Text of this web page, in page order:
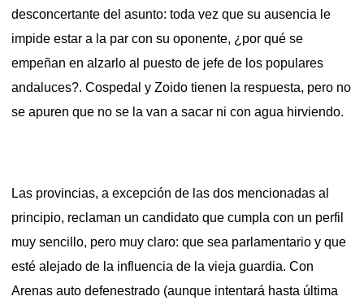
desconcertante del asunto: toda vez que su ausencia le
impide estar a la par con su oponente, ¿por qué se
empeñan en alzarlo al puesto de jefe de los populares
andaluces?. Cospedal y Zoido tienen la respuesta, pero no
se apuren que no se la van a sacar ni con agua hirviendo.
Las provincias, a excepción de las dos mencionadas al
principio, reclaman un candidato que cumpla con un perfil
muy sencillo, pero muy claro: que sea parlamentario y que
esté alejado de la influencia de la vieja guardia. Con
Arenas auto defenestrado (aunque intentará hasta última